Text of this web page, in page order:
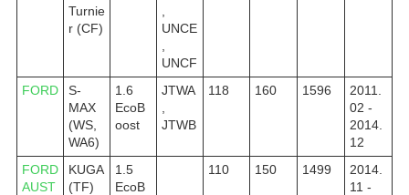
Turnie
r (CF)
UNCE
UNCF
FORD
S-
MAX
(WS,
WA6)
1.6
EcoB
oost
JTWA
JTWB
118 160 1596
2011.
02 -
2014.
12
FORD
AUST
KUGA
(TF)
1.5
EcoB
110 150 1499
2014.
11 -